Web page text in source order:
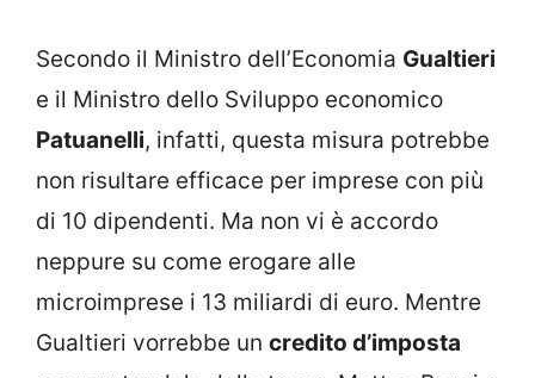
Secondo il Ministro dell’Economia Gualtieri
e il Ministro dello Sviluppo economico
Patuanelli, infatti, questa misura potrebbe
non risultare efficace per imprese con più
di 10 dipendenti. Ma non vi è accordo
neppure su come erogare alle
microimprese i 13 miliardi di euro. Mentre
Gualtieri vorrebbe un credito d’imposta